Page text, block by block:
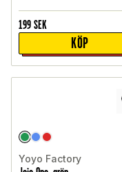
199 SEK
KÖP
Yoyo Factory